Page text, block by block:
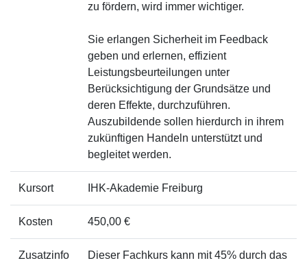
zu fördern, wird immer wichtiger.
Sie erlangen Sicherheit im Feedback
geben und erlernen, effizient
Leistungsbeurteilungen unter
Berücksichtigung der Grundsätze und
deren Effekte, durchzuführen.
Auszubildende sollen hierdurch in ihrem
zukünftigen Handeln unterstützt und
begleitet werden.
Kursort IHK-Akademie Freiburg
Kosten 450,00 €
Zusatzinfo
Dieser Fachkurs kann mit 45% durch das